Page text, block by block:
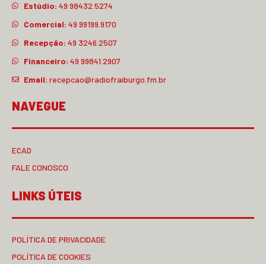
Estúdio: 49 98432.5274
Comercial: 49 99199.9170
Recepção: 49 3246.2507
Financeiro: 49 99841.2907
Email: recepcao@radiofraiburgo.fm.br
NAVEGUE
ECAD
FALE CONOSCO
LINKS ÚTEIS
POLÍTICA DE PRIVACIDADE
POLÍTICA DE COOKIES